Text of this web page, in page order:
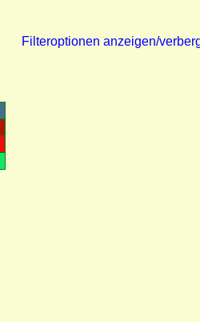
Filteroptionen anzeigen/